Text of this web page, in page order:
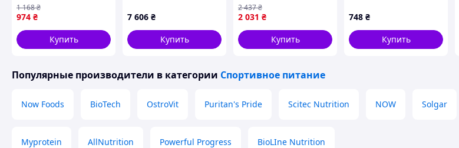
974 ₴
1 168₴
Купить
7 606 ₴
Купить
2 031 ₴
2 437₴
Купить
(3320)
748 ₴
Купить
Популярные производители в категории Спортивное питание
Now Foods BioTech OstroVit Puritan's Pride Scitec Nutrition NOW Solgar
Myprotein AllNutrition Powerful Progress BioLIne Nutrition